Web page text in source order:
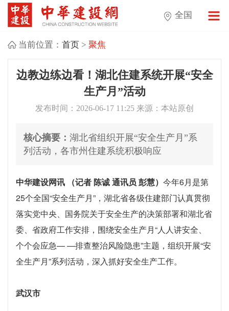
全国
当前位置： 首页> 聚焦
边教边练边看！湖北住建系统开展“安全
生产月”活动
发布时间：2026-06-17 11:25 来源：本站原创
核心摘要： 湖北省组织开展“安全生产月”系
列活动，各市州住建系统积极响应
中华建设网讯 （记者 陈诚 通讯员 彭慧） 今年6月是第
25个全国“安全生产月”，湖北省各级住建部门认真贯彻
落实党中央、国务院关于安全生产的决策部署和湖北省
委、省政府工作安排，围绕安全生产月“人人讲安全、
个个会应急— —排查整治风险隐患”主题，组织开展“安
全生产月”系列活动，深入抓好安全生产工作。
武汉市